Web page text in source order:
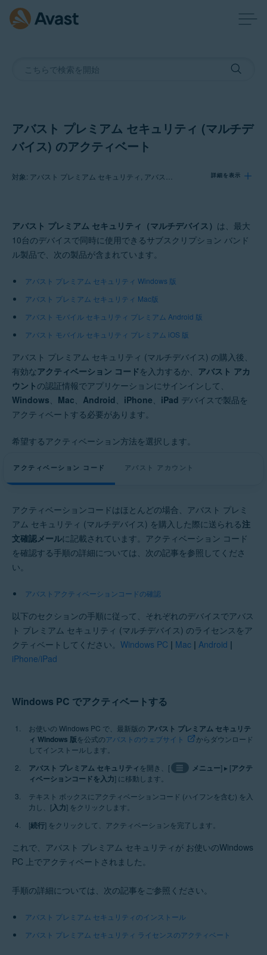
アバスト プレミアム セキュリティ (マルチデ
バイス) のアクティベート
詳細を表示
アバスト プレミアム セキュリティ
アバスト プレミアム セキュリティ（マルチデバイス） は、最大
10台のデバイスで同時に使用できるサブスクリプション バンド
ル製品で、次の製品が含まれています。
アバスト プレミアム セキュリティ Windows 版
アバスト プレミアム セキュリティ Mac版
アバスト モバイル セキュリティ プレミアム Android 版
アバスト モバイル セキュリティ プレミアム iOS 版
アバスト プレミアム セキュリティ (マルチデバイス) の購入後、
有効なアクティベーション コードを入力するか、 アバスト アカ
ウント の認証情報でアプリケーションにサインインして、
Windows、 Mac、 Android、 iPhone、 iPad デバイスで製品を
アクティベートする必要があります。
希望するアクティベーション方法を選択します。
アクティベーション コード アバスト アカウント
アクティベーションコードはほとんどの場合、アバスト プレミ
アム セキュリティ (マルチデバイス) を購入した際に送られる注
文確認メールに記載されています。アクティベーション コード
を確認する手順の詳細については、次の記事を参照してくださ
い。
アバストアクティベーションコードの確認
以下のセクションの手順に従って、それぞれのデバイスでアバス
ト プレミアム セキュリティ (マルチデバイス) のライセンスをア
クティベートしてください。 Windows PC | Mac | Android |
iPhone/iPad
Windows PC でアクティベートする
お使いの Windows PC で、最新版の アバスト プレミアム セキュリテ
ィ Windows 版を公式のアバストのウェブサイト
からダウンロード
してインストールします。
アバスト プレミアム セキュリティ を開き、[ ☰ メニュー] ▸ [アクテ
ィベーションコードを入力] に移動します。
テキスト ボックスにアクティベーションコード (ハイフンを含む) を入
力し、[入力] をクリックします。
[続行] をクリックして、アクティベーションを完了します。
これで、アバスト プレミアム セキュリティが お使いのWindows
PC 上でアクティベートされました。
手順の詳細については、次の記事をご参照ください。
アバスト プレミアム セキュリティのインストール
アバスト プレミアム セキュリティ ライセンスのアクティベート